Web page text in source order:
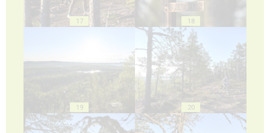
17 18
19 20